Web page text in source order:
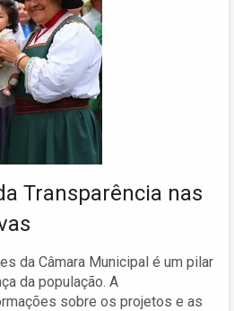
Transparência nas
da Câmara Municipal é um pilar
da população. A
sobre os projetos e as